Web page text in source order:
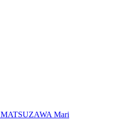
MATSUZAWA Mari